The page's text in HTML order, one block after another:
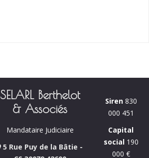
SELARL Berthelot
& Associés
Mandataire Judiciaire
5 Rue Puy de la Bâtie -
Siren830
000 451
Capital
social190
000 €